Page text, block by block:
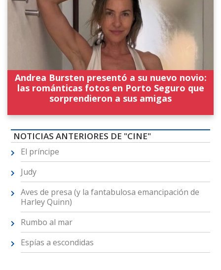
Andrea Bursten presentó a su nuevo novio:
las románticas fotos en Porto Seguro que
sorprendieron a sus amigas
NOTICIAS ANTERIORES DE "CINE"
El príncipe
Judy
Aves de presa (y la fantabulosa emancipación de
Harley Quinn)
Rumbo al mar
Espías a escondidas